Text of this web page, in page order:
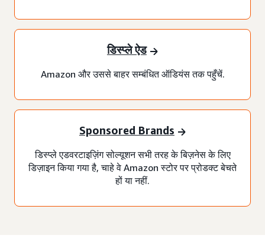
डिस्प्ले ऐड
Amazon और उससे बाहर सम्बंधित ऑडियंस तक पहुँचें.
Sponsored Brands
डिस्प्ले एडवरटाइज़िंग सोल्यूशन सभी तरह के बिज़नेस के लिए
डिज़ाइन किया गया है, चाहे वे Amazon स्टोर पर प्रोडक्ट बेचते
हों या नहीं.